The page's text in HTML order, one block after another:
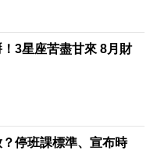
3星座苦盡甘來 8月財
停班課標準、宣布時